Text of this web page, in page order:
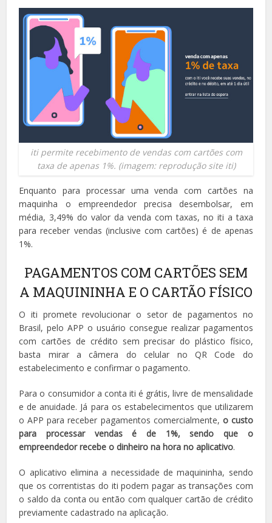
iti permite recebimento de vendas com cartões com
taxa de apenas 1%. (imagem: reprodução site iti)
Enquanto para processar uma venda com cartões na
maquinha o empreendedor precisa desembolsar, em
média, 3,49% do valor da venda com taxas, no iti a taxa
para receber vendas (inclusive com cartões) é de apenas
1%.
PAGAMENTOS COM CARTÕES SEM
A MAQUININHA E O CARTÃO FÍSICO
O iti promete revolucionar o setor de pagamentos no
Brasil, pelo APP o usuário consegue realizar pagamentos
com cartões de crédito sem precisar do plástico físico,
basta mirar a câmera do celular no QR Code do
estabelecimento e confirmar o pagamento.
Para o consumidor a conta iti é grátis, livre de mensalidade
e de anuidade. Já para os estabelecimentos que utilizarem
o APP para receber pagamentos comercialmente, o custo
para processar vendas é de 1%, sendo que o
empreendedor recebe o dinheiro na hora no aplicativo.
O aplicativo elimina a necessidade de maquininha, sendo
que os correntistas do iti podem pagar as transações com
o saldo da conta ou então com qualquer cartão de crédito
previamente cadastrado na aplicação.